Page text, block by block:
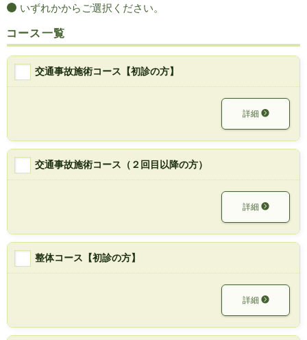
いずれかからご選択ください。
コース一覧
交通事故施術コース【初診の方】
詳細
交通事故施術コース（２回目以降の方）
詳細
整体コース【初診の方】
詳細